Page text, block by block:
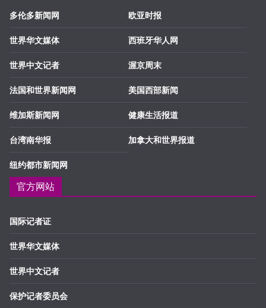
多伦多新闻网
世界华文媒体
世界中文记者
法国和世界新闻网
维加斯新闻网
台湾南华报
纽约都市新闻网
欧亚时报
西班牙华人网
渥京周末
美国西部新闻
健康生活报道
加拿大和世界报道
官方网站
国际记者证
世界华文媒体
世界中文记者
保护记者委员会